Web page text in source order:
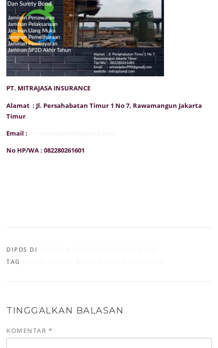
PT. MITRAJASA INSURANCE
Alamat : Jl. Persahabatan Timur 1 No 7, Rawamangun Jakarta
Timur
Email :
No HP/WA : 082280261601
DIPOS DI
TAG
TINGGALKAN BALASAN
KOMENTAR *